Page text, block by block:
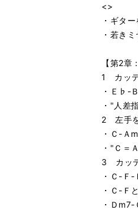
<>
・ギタ
・若き
【第2章
1 カッテ
・Ｅ♭-
・"人差
2 左手を
・Ｃ-Ａ
・"Ｃ＝
3 カッ
・Ｃ-Ｆ-
・Ｃ-Ｆ
・Ｄ